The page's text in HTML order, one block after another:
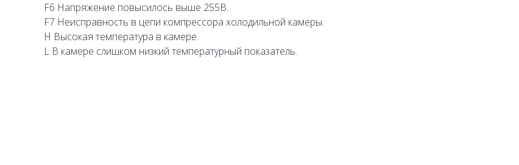
F6 Напряжение повысилось выше 255В.
F7 Неисправность в цепи компрессора холодильной камеры.
H Высокая температура в камере.
L В камере слишком низкий температурный показатель.